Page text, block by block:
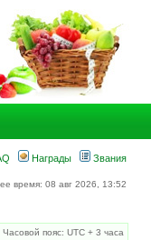
Награды Звания
время: 08 авг 2026, 13:52
Часовой пояс: UTC + 3 часа